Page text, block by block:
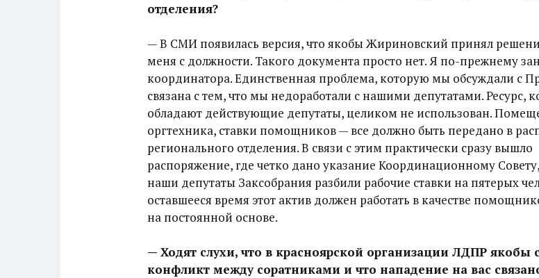
отделения?
— В СМИ появилась версия, что якобы Жириновский принял
меня с должности. Такого документа просто нет. Я по-прежнему
координатора. Единственная проблема, которую мы обсуждали с
связана с тем, что мы недоработали с нашими депутатами. Ресурс,
обладают действующие депутаты, целиком не использован.
оргтехника, ставки помощников — все должно быть передано в
регионального отделения. В связи с этим практически сразу вышло
распоряжение, где четко дано указание Координационному
наши депутаты Заксобрания разбили рабочие ставки на пятерых
оставшееся время этот актив должен работать в качестве
на постоянной основе.
— Ходят слухи, что в красноярской организации ЛДПР якобы
конфликт между соратниками и что нападение на вас